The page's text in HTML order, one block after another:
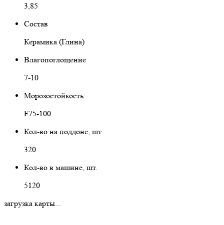
3,85
Состав
Керамика (Глина)
Влагопоглощение
7-10
Морозостойкость
F75-100
Кол-во на поддоне, шт
320
Кол-во в машине, шт.
5120
загрузка карты...